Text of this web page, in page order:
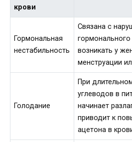
крови
Гормональная
нестабильность
Связана с
возникать у
менструации
Голодание
При
углеводов в
начинает
приводит к
ацетона в